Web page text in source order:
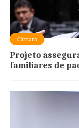
Câmara
Projeto
familiares de